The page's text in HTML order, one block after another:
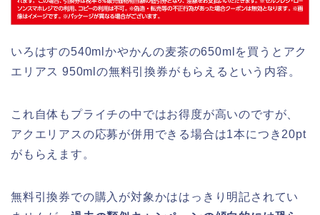
いろはすの540mlかやかんの麦茶の650mlを買うとアク
エリアス 950mlの無料引換券がもらえるという内容。
これ自体もプライチの中ではお得度が高いのですが、
アクエリアスの応募が併用できる場合は1本につき20pt
がもらえます。
無料引換券での購入が対象かははっきり明記されてい